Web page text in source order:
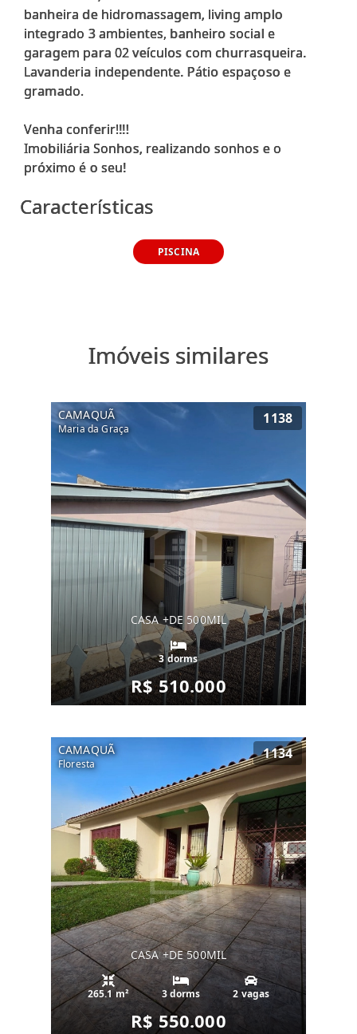
banheira de hidromassagem, living amplo
integrado 3 ambientes, banheiro social e
garagem para 02 veículos com churrasqueira.
Lavanderia independente. Pátio espaçoso e
gramado.
Venha conferir!!!!
Imobiliária Sonhos, realizando sonhos e o
Características
PISCINA
Imóveis similares
CAMAQUÃ
Maria da Graça
1138
CASA +DE 500MIL
3 dorms
R$ 510.000
CAMAQUÃ
Floresta
1134
CASA +DE 500MIL
265.1 m² 3 dorms 2 vagas
R$ 550.000